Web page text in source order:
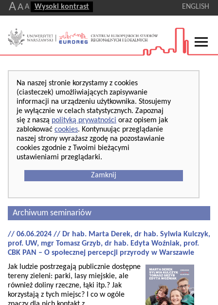
AA A Wysoki kontrast ENGLISH
Na naszej stronie korzystamy z cookies
(ciasteczek) umożliwiających zapisywanie
informacji na urządzeniu użytkownika. Stosujemy
je wyłącznie w celach statystycznych. Zapoznaj
się z naszą polityką prywatności oraz opisem jak
zablokować cookies. Kontynuując przeglądanie
naszej strony wyrażasz zgodę na pozostawianie
cookies zgodnie z Twoimi bieżącymi
ustawieniami przeglądarki.
Zamknij
Archiwum seminariów
// 06.06.2024 // Dr hab. Marta Derek, dr hab. Sylwia Kulczyk,
prof. UW, mgr Tomasz Grzyb, dr hab. Edyta Woźniak, prof.
CBK PAN – O społecznej percepcji przyrody w Warszawie
Jak ludzie postrzegają publicznie dostępne
tereny zieleni: parki, lasy miejskie, ale
również doliny rzeczne, łąki itp.? Jak
korzystają z tych miejsc? I co w ogóle